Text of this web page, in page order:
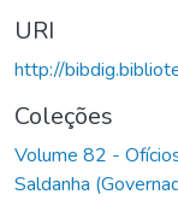
URI
http://
Coleções
Volume 82 -
Saldanha